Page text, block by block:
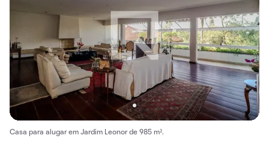
Casa para alugar em Jardim Leonor de 985 m².